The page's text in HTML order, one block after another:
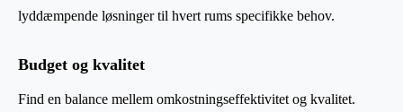
lyddæmpende løsninger til hvert rums specifikke behov.
Budget og kvalitet
Find en balance mellem omkostningseffektivitet og kvalitet.